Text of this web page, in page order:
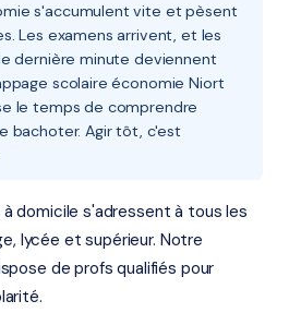
s'accumulent vite et pèsent
Les examens arrivent, et les
dernière minute deviennent
scolaire économie Niort
le temps de comprendre
bachoter. Agir tôt, c'est
domicile s'adressent à tous les
lycée et supérieur. Notre
de profs qualifiés pour